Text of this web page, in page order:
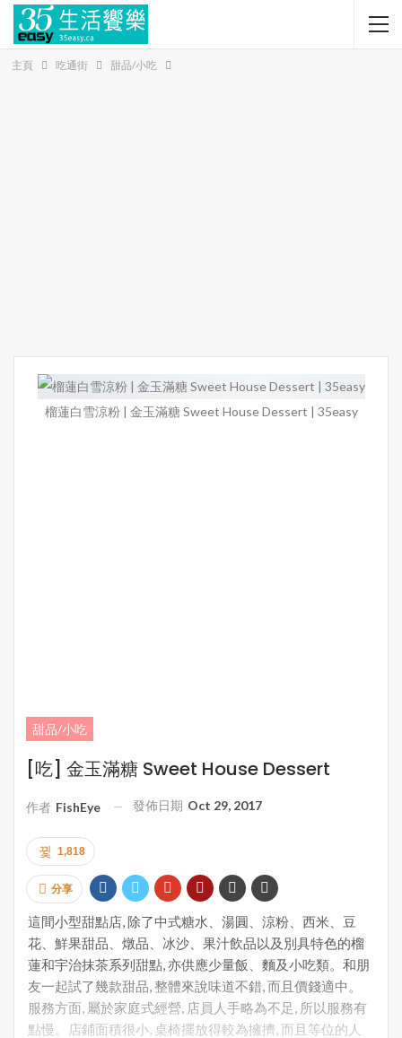
主頁 吃通街 甜品/小吃
榴蓮白雪涼粉 | 金玉滿糖 Sweet House Dessert | 35easy
甜品/小吃
[吃] 金玉滿糖 Sweet House Dessert
作者 FishEye 發佈日期 Oct 29, 2017
1,818
分享
這間小型甜點店, 除了中式糖水、湯圓、涼粉、西米、豆
花、鮮果甜品、燉品、冰沙、果汁飲品以及別具特色的榴
蓮和宇治抹茶系列甜點, 亦供應少量飯、麵及小吃類。和朋
友一起試了幾款甜品, 整體來說味道不錯, 而且價錢適中。
服務方面, 屬於家庭式經營, 店員人手略為不足, 所以服務有
點慢。店鋪面積很小, 桌椅擺放得較為擁擠, 而且等位的人